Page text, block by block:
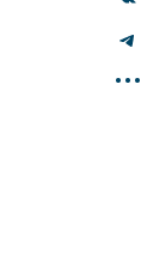
...